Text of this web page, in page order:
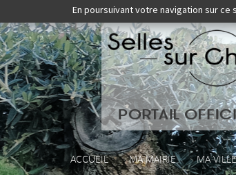
ACCUEIL MA MAIRIE MA VILLE
En poursuivant votre navigation sur